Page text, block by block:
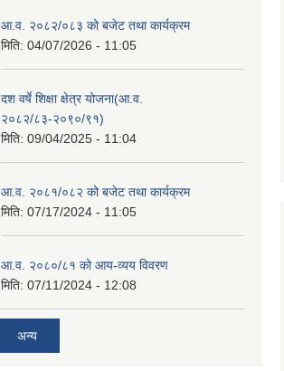
आ.व. २०८२/०८३ को बजेट तथा कार्यक्रम
मिति: 04/07/2026 - 11:05
दश वर्षे शिक्षा क्षेत्र योजना(आ.व.
२०८२/८३-२०९०/९१)
मिति: 09/04/2025 - 11:04
आ.व. २०८१/०८२ को बजेट तथा कार्यक्रम
मिति: 07/17/2024 - 11:05
आ.व. २०८०/८१ को आय-व्यय विवरण
मिति: 07/11/2024 - 12:08
अन्य